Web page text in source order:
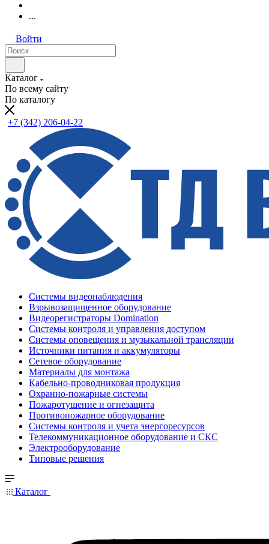
...
Войти
Каталог
По всему сайту
По каталогу
+7 (342) 206-04-22
Системы видеонаблюдения
Взрывозащищенное оборудование
Видеорегистраторы Domination
Системы контроля и управления доступом
Системы оповещения и музыкальной трансляции
Источники питания и аккумуляторы
Сетевое оборудование
Материалы для монтажа
Кабельно-проводниковая продукция
Охранно-пожарные системы
Пожаротушение и огнезащита
Противопожарное оборудование
Системы контроля и учета энергоресурсов
Телекоммуникационное оборудование и СКС
Электрооборудование
Типовые решения
Каталог